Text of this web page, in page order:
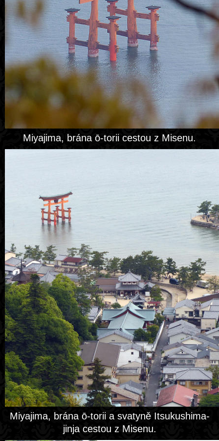
Miyajima, brána ō-torii cestou z Misenu.
Miyajima, brána ō-torii a svatyně Itsukushima-
jinja cestou z Misenu.